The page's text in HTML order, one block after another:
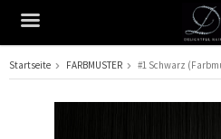
Das Produkt wurde in
Startseite FARBMUSTER #1 Schwarz